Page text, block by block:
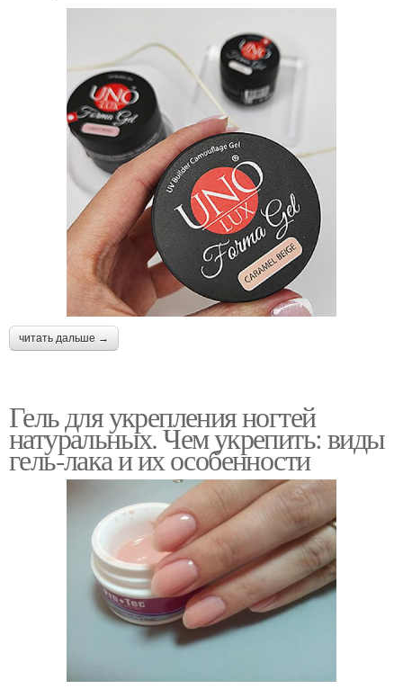
читать дальше →
Гель для укрепления ногтей
натуральных. Чем укрепить: виды
гель-лака и их особенности